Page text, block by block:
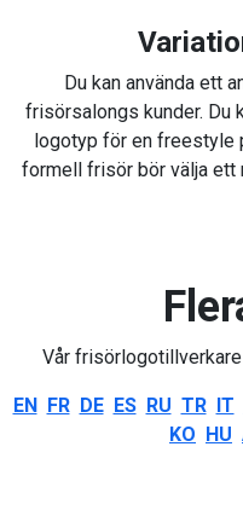
Du kan använda ett
frisörsalongs kunder. Du
logotyp för en freestyle
formell frisör bör välja ett
Vår
EN FR DE ES RU TR IT
KO HU